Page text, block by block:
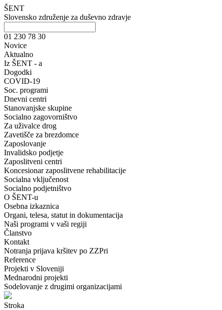
ŠENT
Slovensko združenje za duševno zdravje
01 230 78 30
Novice
Aktualno
Iz ŠENT - a
Dogodki
COVID-19
Soc. programi
Dnevni centri
Stanovanjske skupine
Socialno zagovorništvo
Za uživalce drog
Zavetišče za brezdomce
Zaposlovanje
Invalidsko podjetje
Zaposlitveni centri
Koncesionar zaposlitvene rehabilitacije
Socialna vključenost
Socialno podjetništvo
O ŠENT-u
Osebna izkaznica
Organi, telesa, statut in dokumentacija
Naši programi v vaši regiji
Članstvo
Kontakt
Notranja prijava kršitev po ZZPri
Reference
Projekti v Sloveniji
Mednarodni projekti
Sodelovanje z drugimi organizacijami
Stroka